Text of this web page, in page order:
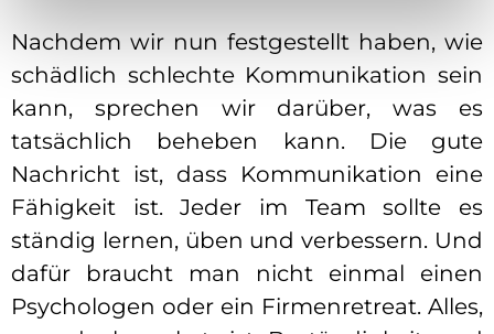
Nachdem wir nun festgestellt haben, wie
schädlich schlechte Kommunikation sein
kann, sprechen wir darüber, was es
tatsächlich beheben kann. Die gute
Nachricht ist, dass Kommunikation eine
Fähigkeit ist. Jeder im Team sollte es
ständig lernen, üben und verbessern. Und
dafür braucht man nicht einmal einen
Psychologen oder ein Firmenretreat. Alles,